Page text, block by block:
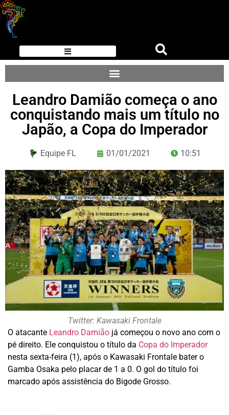
Leandro Damião começa o ano
conquistando mais um título no
Japão, a Copa do Imperador
Equipe FL 01/01/2021 10:51
Twitter: Kawasaki Frontale
O atacante Leandro Damião já começou o novo ano com o
pé direito. Ele conquistou o título da Copa do Imperador
nesta sexta-feira (1), após o Kawasaki Frontale bater o
Gamba Osaka pelo placar de 1 a 0. O gol do título foi
marcado após assistência do Bigode Grosso.